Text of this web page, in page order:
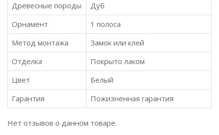
Древесные породы
Дуб
Орнамент
1 полоса
Метод монтажа
Замок или клей
Отделка
Покрыто лаком
Цвет
Белый
Гарантия
Пожизненная гарантия
Нет отзывов о данном товаре.